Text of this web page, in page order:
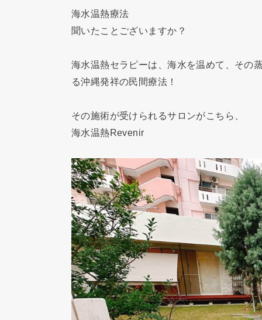
海水温熱療法
聞いたことございますか？
海水温熱セラピーは、海水を温めて、その
る沖縄発祥の民間療法！
その施術が受けられるサロンがこちら、
海水温熱Revenir